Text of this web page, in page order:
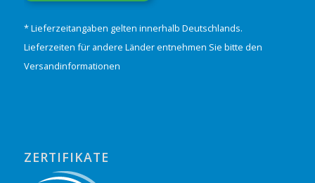
* Lieferzeitangaben gelten innerhalb Deutschlands.
Lieferzeiten für andere Länder entnehmen Sie bitte den
Versandinformationen
ZERTIFIKATE